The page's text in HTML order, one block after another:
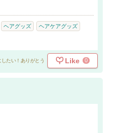
ヘアグッズ ヘアケアグッズ
したい！ありがとう Like 0